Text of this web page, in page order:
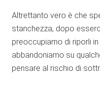
Altrettanto vero è che
stanchezza, dopo
preoccupiamo di riporli
abbandoniamo su
pensare al rischio di